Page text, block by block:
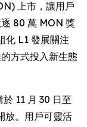
上市，讓用戶
80 萬 MON 獎
化 L1 發展關注
方式投入新生態
11 月 30 日至
放。用戶可靈活